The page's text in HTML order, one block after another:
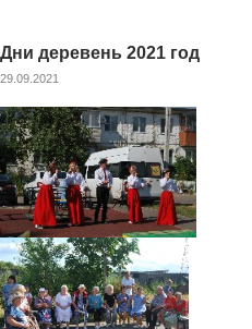
Дни деревень 2021 год
29.09.2021